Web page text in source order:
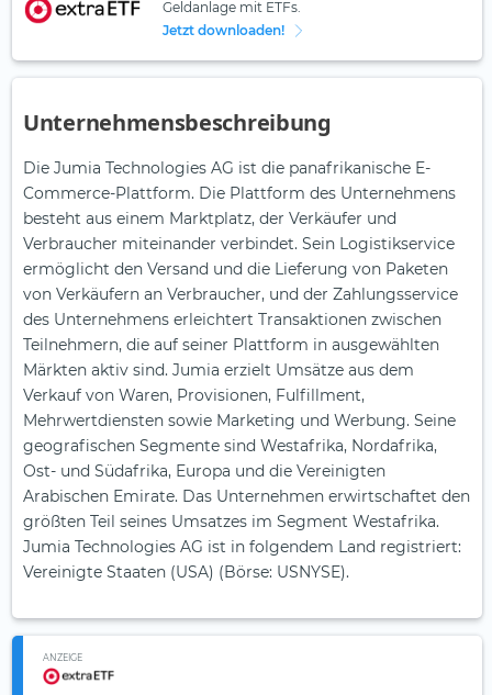
Geldanlage mit ETFs.
Jetzt downloaden!
Unternehmensbeschreibung
Die Jumia Technologies AG ist die panafrikanische E-
Commerce-Plattform. Die Plattform des Unternehmens
besteht aus einem Marktplatz, der Verkäufer und
Verbraucher miteinander verbindet. Sein Logistikservice
ermöglicht den Versand und die Lieferung von Paketen
von Verkäufern an Verbraucher, und der Zahlungsservice
des Unternehmens erleichtert Transaktionen zwischen
Teilnehmern, die auf seiner Plattform in ausgewählten
Märkten aktiv sind. Jumia erzielt Umsätze aus dem
Verkauf von Waren, Provisionen, Fulfillment,
Mehrwertdiensten sowie Marketing und Werbung. Seine
geografischen Segmente sind Westafrika, Nordafrika,
Ost- und Südafrika, Europa und die Vereinigten
Arabischen Emirate. Das Unternehmen erwirtschaftet den
größten Teil seines Umsatzes im Segment Westafrika.
Jumia Technologies AG ist in folgendem Land registriert:
Vereinigte Staaten (USA) (Börse: USNYSE).
ANZEIGE